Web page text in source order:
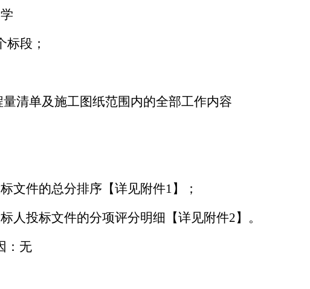
段；
清单及施工图纸范围内的全部工作内容
文件的总分排序【详见附件1】；
人投标文件的分项评分明细【详见附件2】。
：无